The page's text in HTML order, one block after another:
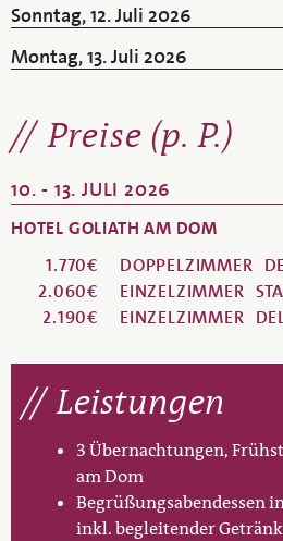
Sonntag, 12. Juli 2026
Montag, 13. Juli 2026
Preise (p. P.)
10. - 13. JULI 2026
HOTEL GOLIATH AM DOM
1.770€
DOPPELZIMMER
2.060€
EINZELZIMMER
2.190€
EINZELZIMMER
Leistungen
3 Übernachtungen,
am Dom
Begrüßungsabendessen
inkl. begleitender